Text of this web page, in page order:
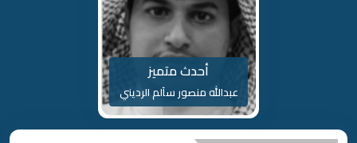
أحدث متميز
عبدالله منصور سآلم الرديني